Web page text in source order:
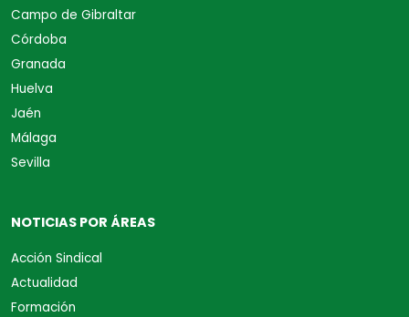
Campo de Gibraltar
Córdoba
Granada
Huelva
Jaén
Málaga
Sevilla
NOTICIAS POR ÁREAS
Acción Sindical
Actualidad
Formación